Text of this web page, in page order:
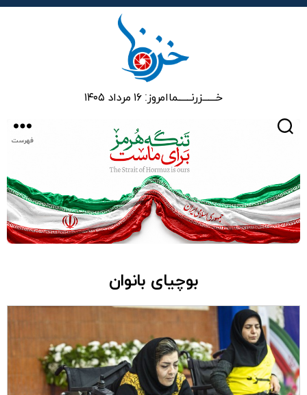
خـــــــزرنـــــــماامروز: ۱۶ مرداد ۱۴۰۵
فهرست
بوچیای بانوان